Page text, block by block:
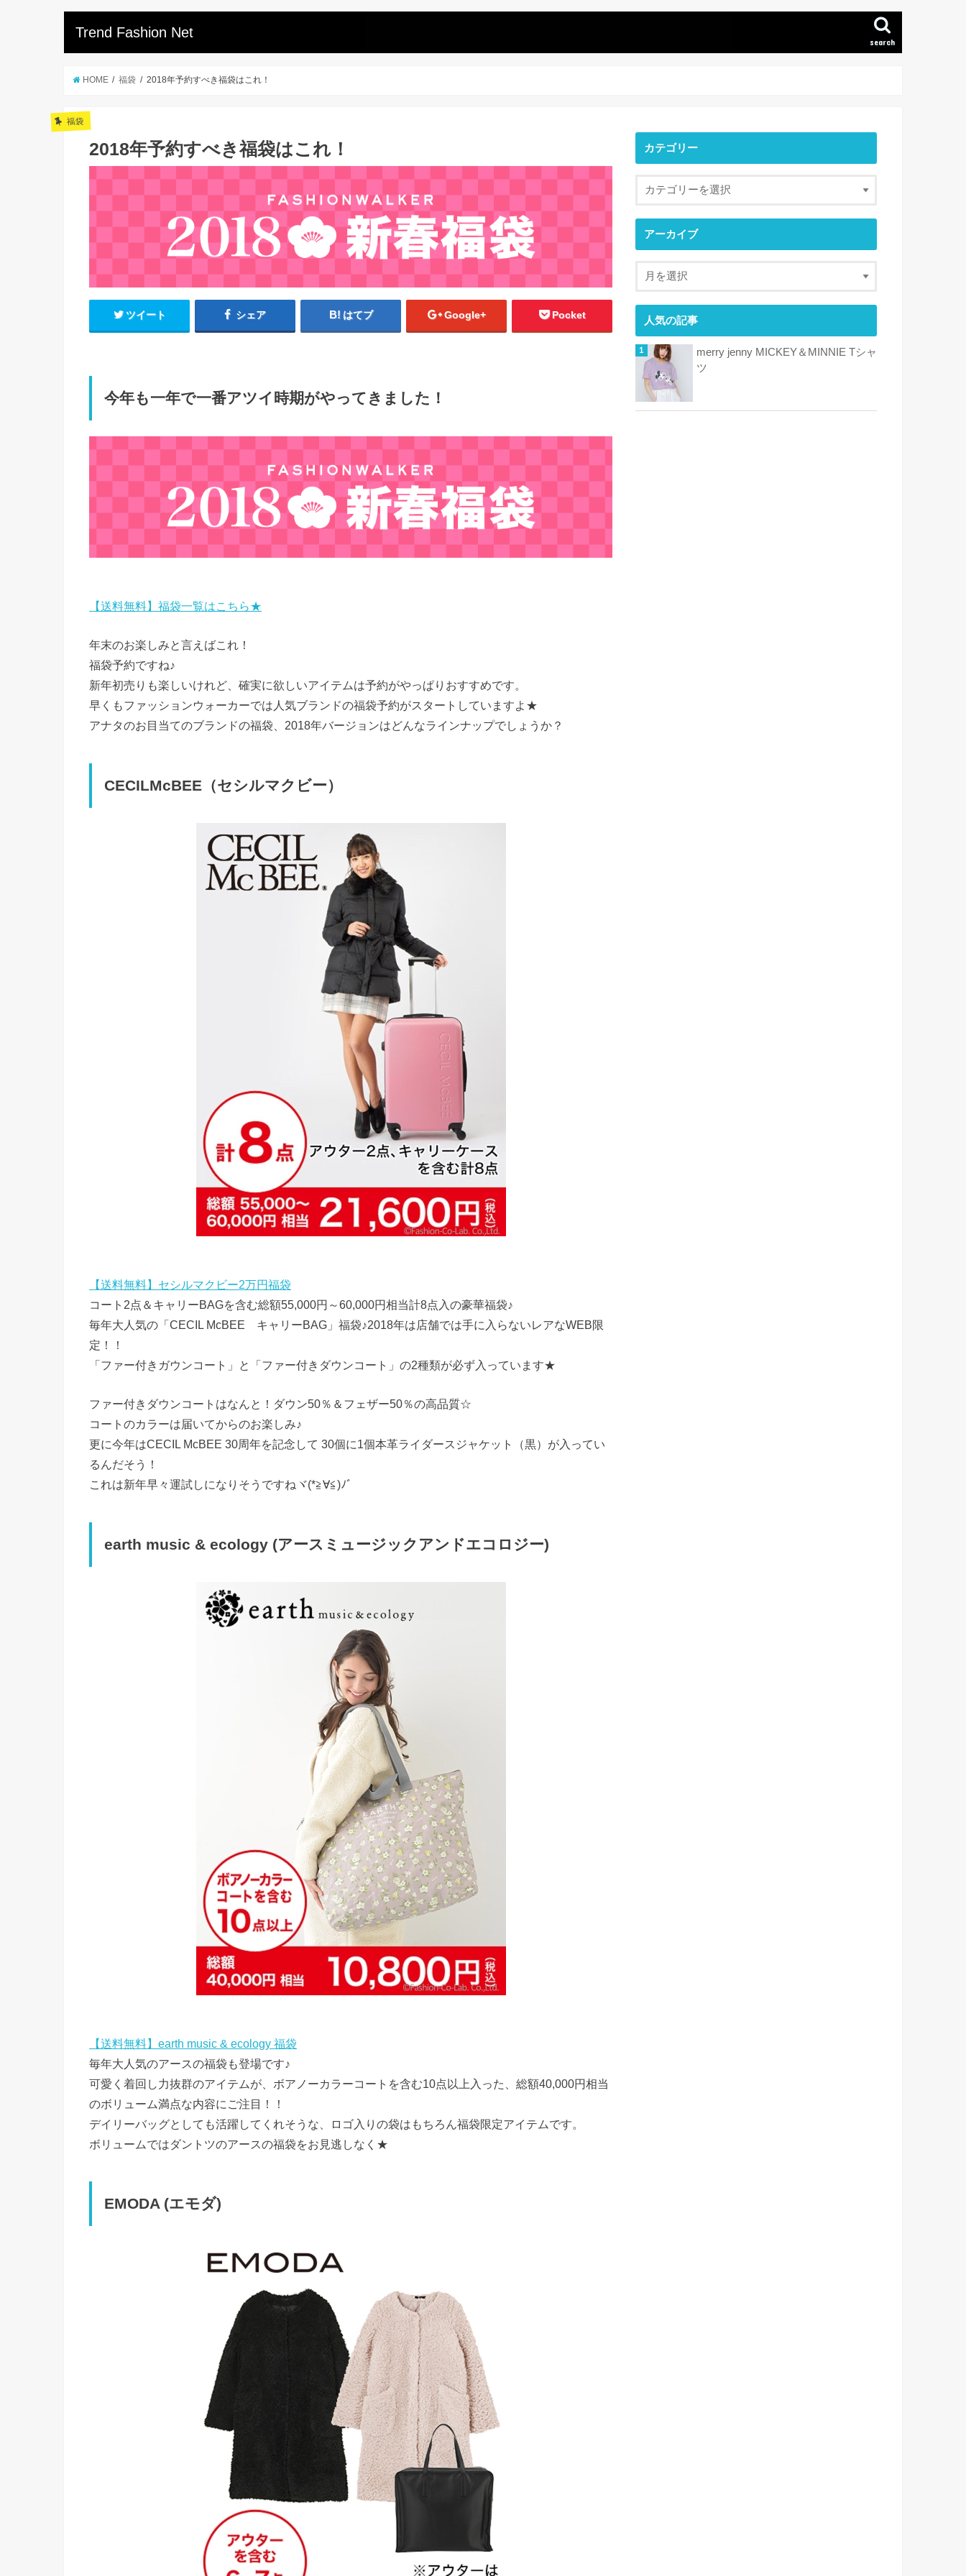
Trend Fashion Net
search
HOME 福袋 2018年予約すべき福袋はこれ！
福袋
2018年予約すべき福袋はこれ！
ツイート シェア はてブ Google+ Pocket
今年も一年で一番アツイ時期がやってきました！
【送料無料】福袋一覧はこちら★
年末のお楽しみと言えばこれ！
福袋予約ですね♪
新年初売りも楽しいけれど、確実に欲しいアイテムは予約がやっぱりおすすめです。
早くもファッションウォーカーでは人気ブランドの福袋予約がスタートしていますよ★
アナタのお目当てのブランドの福袋、2018年バージョンはどんなラインナップでしょうか？
CECILMcBEE（セシルマクビー）
【送料無料】セシルマクビー2万円福袋
コート2点＆キャリーBAGを含む総額55,000円～60,000円相当計8点入の豪華福袋♪
毎年大人気の「CECIL McBEE キャリーBAG」福袋♪2018年は店舗では手に入らないレアなWEB限
定！！
「ファー付きガウンコート」と「ファー付きダウンコート」の2種類が必ず入っています★
ファー付きダウンコートはなんと！ダウン50％＆フェザー50％の高品質☆
コートのカラーは届いてからのお楽しみ♪
更に今年はCECIL McBEE 30周年を記念して 30個に1個本革ライダースジャケット（黒）が入ってい
るんだそう！
これは新年早々運試しになりそうですねヾ(*≧∀≦)ﾉﾞ
earth music & ecology (アースミュージックアンドエコロジー)
【送料無料】earth music & ecology 福袋
毎年大人気のアースの福袋も登場です♪
可愛く着回し力抜群のアイテムが、ボアノーカラーコートを含む10点以上入った、総額40,000円相当
のボリューム満点な内容にご注目！！
デイリーバッグとしても活躍してくれそうな、ロゴ入りの袋はもちろん福袋限定アイテムです。
ボリュームではダントツのアースの福袋をお見逃しなく★
EMODA (エモダ)
カテゴリー
アーカイブ
人気の記事
merry jenny MICKEY＆MINNIE Tシャ
ツ